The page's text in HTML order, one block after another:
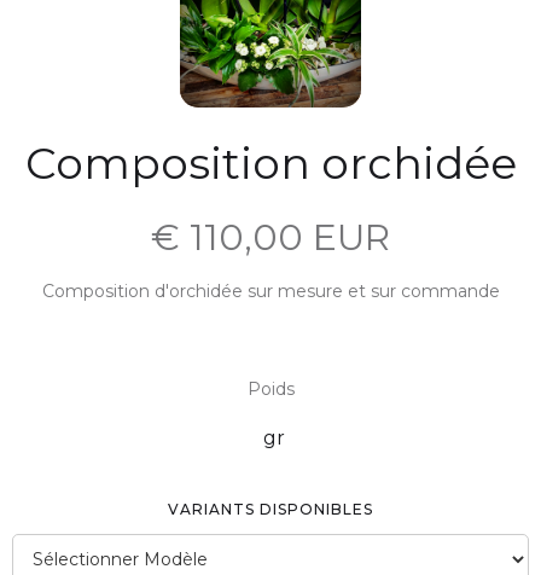
Composition orchidée
€ 110,00 EUR
Composition d'orchidée sur mesure et sur commande
Poids
gr
VARIANTS DISPONIBLES